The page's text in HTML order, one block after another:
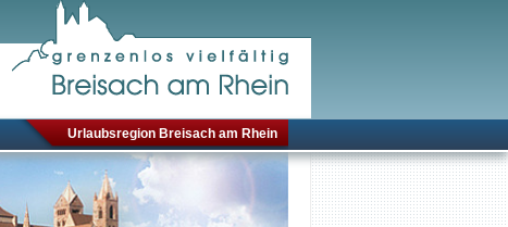
Urlaubsregion Breisach am Rhein